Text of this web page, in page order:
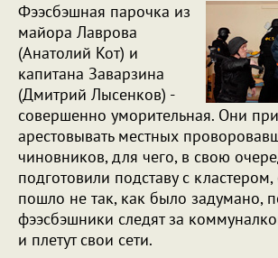
Фээсбэшная парочка из
майора Лаврова
(Анатолий Кот) и
капитана Заварзина
(Дмитрий Лысенков) -
совершенно уморительная. Они
арестовывать местных
чиновников, для чего, в свою
подготовили подставу с
пошло не так, как было задумано,
фээсбэшники следят за
и плетут свои сети.